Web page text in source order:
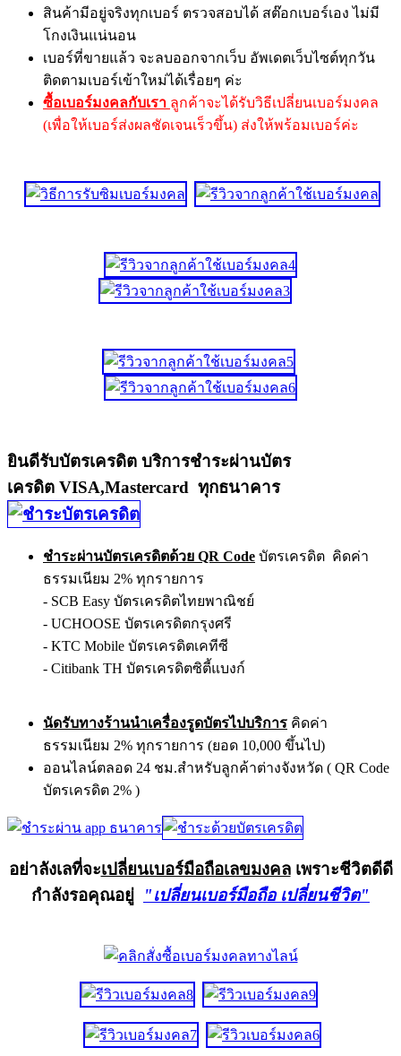
สินค้ามีอยู่จริงทุกเบอร์ ตรวจสอบได้ สต๊อกเบอร์เอง ไม่มี
โกงเงินแน่นอน
เบอร์ที่ขายแล้ว จะลบออกจากเว็บ อัพเดตเว็บไซต์ทุกวัน
ติดตามเบอร์เข้าใหม่ได้เรื่อยๆ ค่ะ
ซื้อเบอร์มงคลกับเรา ลูกค้าจะได้รับวิธีเปลี่ยนเบอร์มงคล
(เพื่อให้เบอร์ส่งผลชัดเจนเร็วขึ้น) ส่งให้พร้อมเบอร์ค่ะ
ยินดีรับบัตรเครดิต บริการชำระผ่านบัตร
เครดิต VISA,Mastercard ทุกธนาคาร
ชำระผ่านบัตรเครดิตด้วย QR Code บัตรเครดิต คิดค่า
ธรรมเนียม 2% ทุกรายการ
- SCB Easy บัตรเครดิตไทยพาณิชย์
- UCHOOSE บัตรเครดิตกรุงศรี
- KTC Mobile บัตรเครดิตเคทีซี
- Citibank TH บัตรเครดิตซิตี้แบงก์
นัดรับทางร้านนำเครื่องรูดบัตรไปบริการ คิดค่า
ธรรมเนียม 2% ทุกรายการ (ยอด 10,000 ขึ้นไป)
ออนไลน์ตลอด 24 ชม.สำหรับลูกค้าต่างจังหวัด ( QR Code
บัตรเครดิต 2% )
อย่าลังเลที่จะเปลี่ยนเบอร์มือถือเลขมงคลเพราะชีวิตดีดี
กำลังรอคุณอยู่
"เปลี่ยนเบอร์มือถือ เปลี่ยนชีวิต"